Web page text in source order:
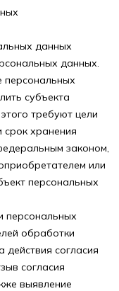
данных
данных.
персональных
субъекта
требуют цели
хранения
законом,
или
персональных
персональных
обработки
действия согласия
согласия
выявление